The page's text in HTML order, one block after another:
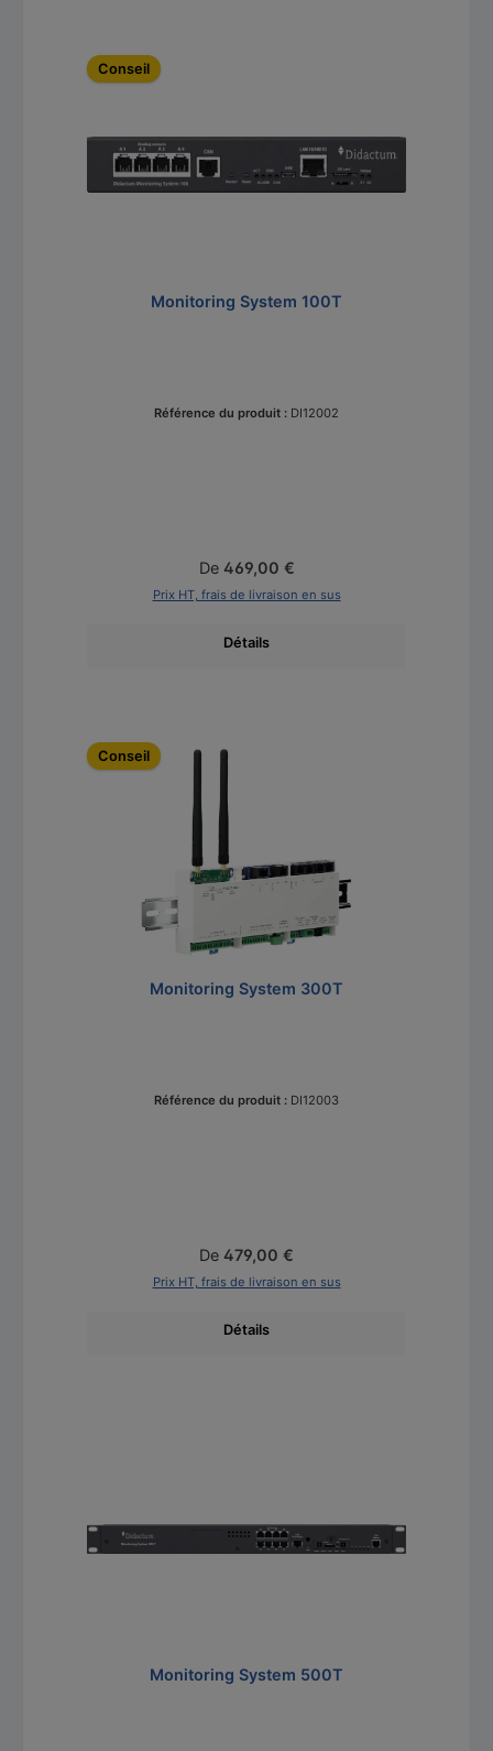
Ignorer la galerie de produits
Conseil
Monitoring System 100T
Référence du produit : DI12002
Prix régulier :
De 469,00 €
Prix HT, frais de livraison en sus
Détails
Ignorer la galerie de produits
Conseil
Monitoring System 300T
Référence du produit : DI12003
Prix régulier :
De 479,00 €
Prix HT, frais de livraison en sus
Détails
Monitoring System 500T